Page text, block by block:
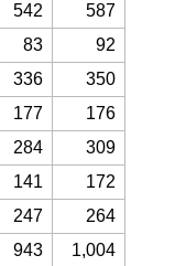
542
587
83
92
336
350
177
176
284
309
141
172
247
264
943
1,004